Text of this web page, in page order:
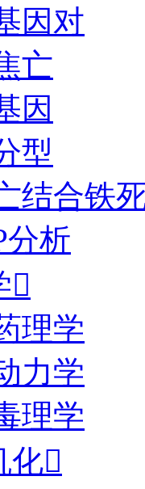
因对
亡
因
型
结合铁
分析

理学
力学
理学
化